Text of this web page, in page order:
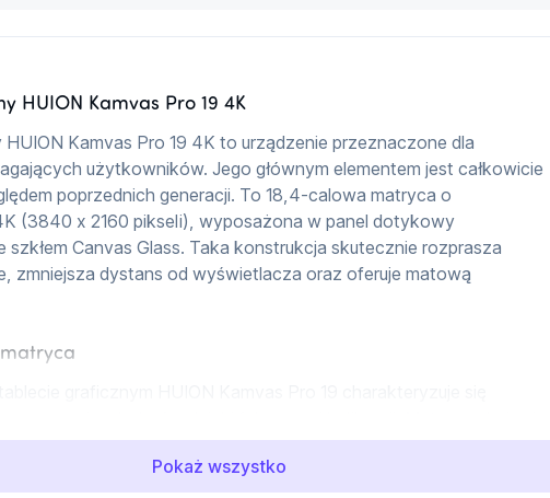
HUION Kamvas Pro 19 4K
Kamvas Pro 19 4K to urządzenie przeznaczone dla
użytkowników. Jego głównym elementem jest całkowicie
poprzednich generacji. To 18,4-calowa matryca o
(3840 x 2160 pikseli), wyposażona w panel dotykowy
szkłem Canvas Glass. Taka konstrukcja skutecznie rozprasza
zmniejsza dystans od wyświetlacza oraz oferuje matową
barw sRGB, 96% Adobe RGB oraz 98% DCI-P3, a panel
kolorów. Dzięki kalibracji przeprowadzonej na linii produkcyjnej
Pokaż wszystko